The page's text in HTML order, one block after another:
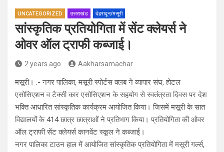
UNCATEGORIZED उत्तराखंड देहरादून/मसूरी
सांस्कृतिक प्रतियोगिता में सेंट क्लेयर्स ने
ओवर ऑल ट्राफी कब्जाई।
2 years ago Aakharsamachar
मसूरी। :- नगर पालिका, मसूरी स्पोर्टस क्लब ने व्यापार संघ, होटल
एसोसिएशन व टैक्सी कार एसोसिएशन के सहयोग से स्वतंत्रता दिवस पर देश
भक्ति आधारित सांस्कृतिक कार्यक्रम आयोजित किया। जिसमें मसूरी के सात
विद्यालयों के 414 छात्र छात्राओं ने प्रतिभाग किया। प्रतियोगिता की ओवर
ऑल ट्राफी सेंट क्लेयर्स कानवेंट स्कूल ने कब्जाई।
नगर पालिका टाउन हाल में आयोजित सांस्कृतिक प्रतियोगिता में मसूरी गर्ल्स,